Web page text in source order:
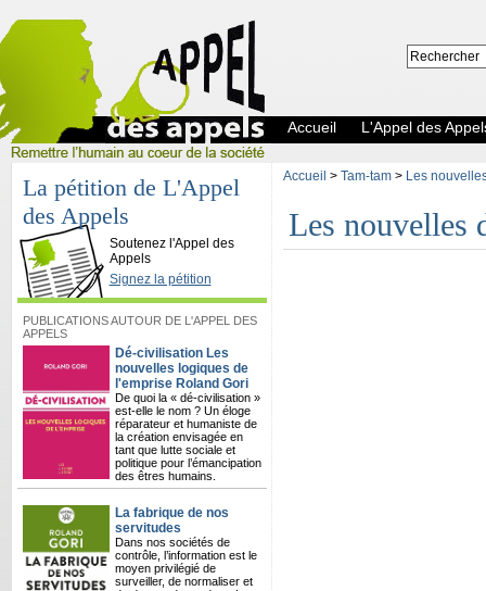
L'Appel des Appels
Accueil L'Appel des
La pétition de L'Appel
des Appels
Soutenez l'Appel des
Appels
Signez la pétition
PUBLICATIONS AUTOUR DE L'APPEL DES
APPELS
Dé-civilisation Les
nouvelles logiques de
l'emprise Roland Gori
De quoi la « dé-civilisation »
est-elle le nom ? Un éloge
réparateur et humaniste de
la création envisagée en
tant que lutte sociale et
politique pour l’émancipation
des êtres humains.
La fabrique de nos
servitudes
Dans nos sociétés de
contrôle, l’information est le
moyen privilégié de
surveiller, de normaliser et
Accueil > Tam-tam> Les
Les nouvelles